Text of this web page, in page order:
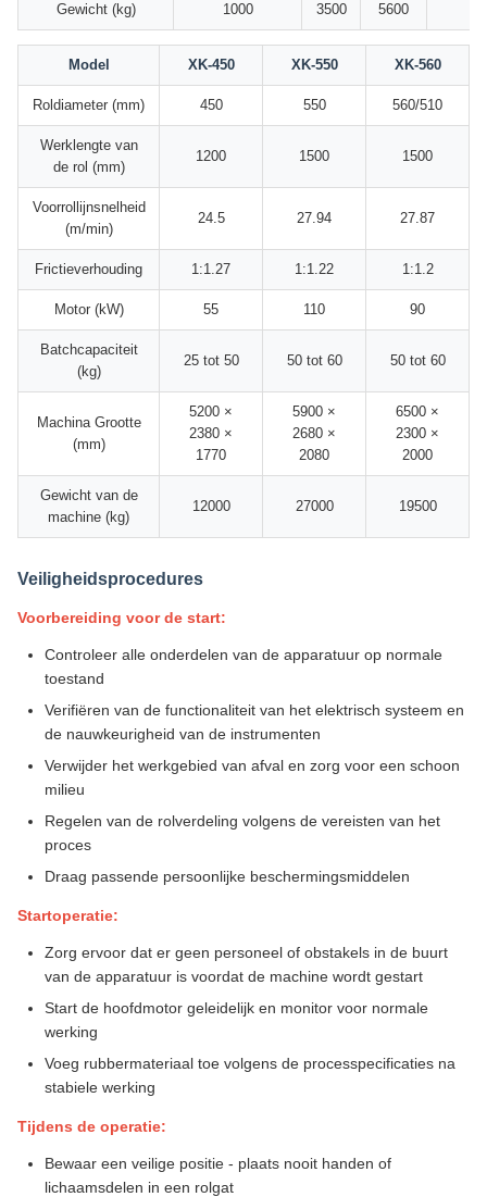
Gewicht (kg) 1000 3500 5600
Model XK-450 XK-550 XK-560
Roldiameter (mm) 450 550 560/510
Werklengte van
de rol (mm)
1200 1500 1500
Voorrollijnsnelheid
(m/min)
24.5 27.94 27.87
Frictieverhouding 1:1.27 1:1.22 1:1.2
Motor (kW) 55 110 90
Batchcapaciteit
(kg)
25 tot 50 50 tot 60 50 tot 60
Machina Grootte
(mm)
5200 ×
2380 ×
1770
5900 ×
2680 ×
2080
6500 ×
2300 ×
2000
Gewicht van de
machine (kg)
12000 27000 19500
Veiligheidsprocedures
Voorbereiding voor de start:
Controleer alle onderdelen van de apparatuur op normale
toestand
Verifiëren van de functionaliteit van het elektrisch systeem en
de nauwkeurigheid van de instrumenten
Verwijder het werkgebied van afval en zorg voor een schoon
milieu
Regelen van de rolverdeling volgens de vereisten van het
proces
Draag passende persoonlijke beschermingsmiddelen
Startoperatie:
Zorg ervoor dat er geen personeel of obstakels in de buurt
van de apparatuur is voordat de machine wordt gestart
Start de hoofdmotor geleidelijk en monitor voor normale
werking
Voeg rubbermateriaal toe volgens de processpecificaties na
stabiele werking
Tijdens de operatie:
Bewaar een veilige positie - plaats nooit handen of
lichaamsdelen in een rolgat